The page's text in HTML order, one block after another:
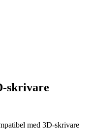
skrivare
med 3D-skrivare